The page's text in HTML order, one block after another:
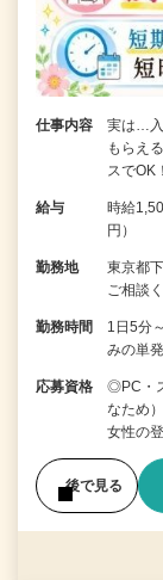
仕事内容
実は…入
もらえ
スでOK
給与
時給
円）
勤務地
東京都
ご相談
勤務時間
1日5分
みの単
応募資格
◎PC・
なため
女性の
後で見る